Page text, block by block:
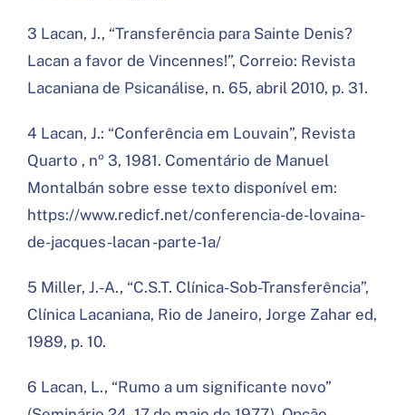
3 Lacan, J., “Transferência para Sainte Denis?
Lacan a favor de Vincennes!”, Correio: Revista
Lacaniana de Psicanálise, n. 65, abril 2010, p. 31.
4 Lacan, J.: “Conferência em Louvain”, Revista
Quarto , nº 3, 1981. Comentário de Manuel
Montalbán sobre esse texto disponível em:
https://www.redicf.net/conferencia-de-lovaina-
de-jacques-lacan -parte-1a/
5 Miller, J.-A., “C.S.T. Clínica-Sob-Transferência”,
Clínica Lacaniana, Rio de Janeiro, Jorge Zahar ed,
1989, p. 10.
6 Lacan, L., “Rumo a um significante novo”